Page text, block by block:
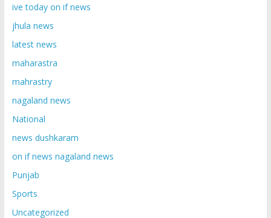
ive today on if news
jhula news
latest news
maharastra
mahrastry
nagaland news
National
news dushkaram
on if news nagaland news
Punjab
Sports
Uncategorized